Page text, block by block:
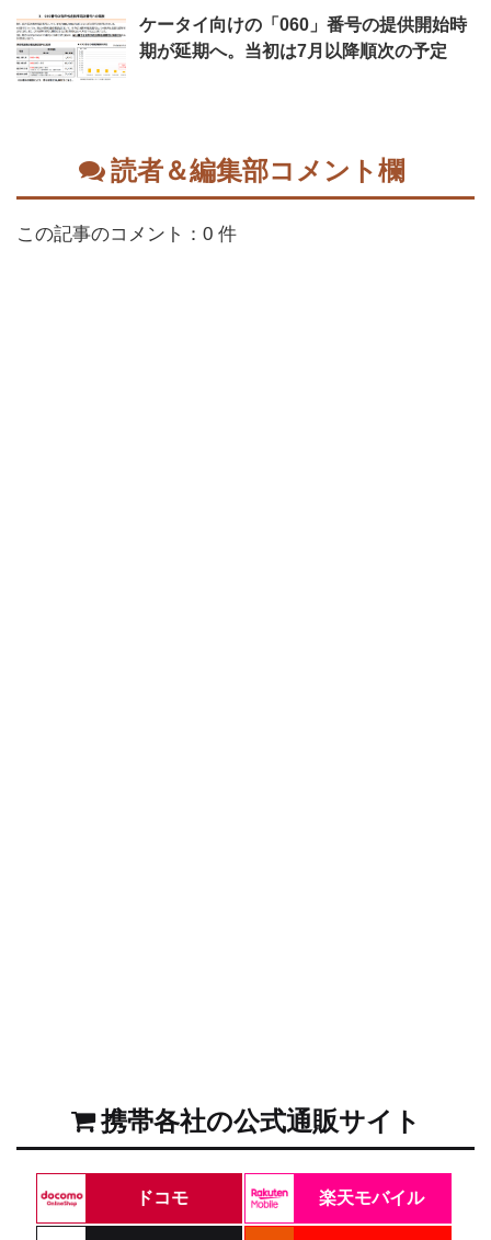
ケータイ向けの「060」番号の提供開始時
期が延期へ。当初は7月以降順次の予定
読者＆編集部コメント欄
この記事のコメント：0 件
携帯各社の公式通販サイト
ドコモ 楽天モバイル